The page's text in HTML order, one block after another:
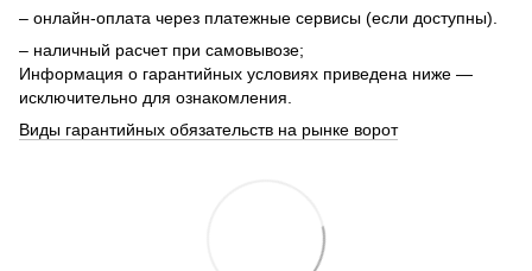
– онлайн-оплата через платежные сервисы (если доступны).
– наличный расчет при самовывозе;
Информация о гарантийных условиях приведена ниже —
исключительно для ознакомления.
Виды гарантийных обязательств на рынке ворот